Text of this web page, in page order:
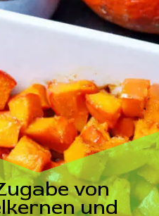
von
und